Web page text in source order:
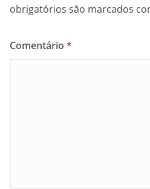
obrigatórios são marcados
Comentário *